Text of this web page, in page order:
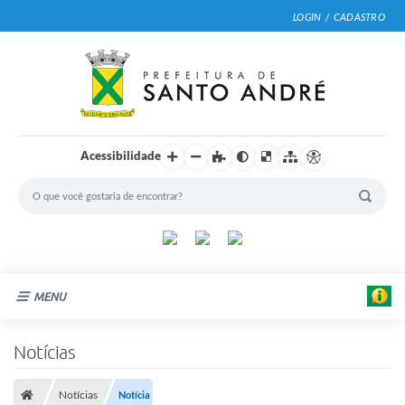
LOGIN / CADASTRO
Acessibilidade
MENU
Notícias
Notícias Notícia